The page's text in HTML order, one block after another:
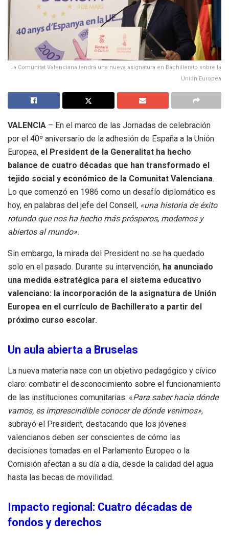
La Comunitat Valenciana tendrá una nueva asignatura en Bachillerato sobre la
Unión Europea
VALENCIA – En el marco de las Jornadas de celebración
por el 40º aniversario de la adhesión de España a la Unión
Europea, el President de la Generalitat ha hecho
balance de cuatro décadas que han transformado el
tejido social y económico de la Comunitat Valenciana.
Lo que comenzó en 1986 como un desafío diplomático es
hoy, en palabras del jefe del Consell, «una historia de éxito
rotundo que nos ha hecho más prósperos, modernos y
abiertos al mundo».
Sin embargo, la mirada del President no se ha quedado
solo en el pasado. Durante su intervención, ha anunciado
una medida estratégica para el sistema educativo
valenciano: la incorporación de la asignatura de Unión
Europea en el currículo de Bachillerato a partir del
próximo curso escolar.
Un aula abierta a Bruselas
La nueva materia nace con un objetivo pedagógico y cívico
claro: combatir el desconocimiento sobre el funcionamiento
de las instituciones comunitarias. «Para saber hacia dónde
vamos, es imprescindible conocer de dónde venimos»,
subrayó el President, destacando que los jóvenes
valencianos deben ser conscientes de cómo las
decisiones tomadas en el Parlamento Europeo o la
Comisión afectan a su día a día, desde la calidad del agua
hasta las becas de movilidad.
Impacto regional: Cuatro décadas de
fondos y derechos